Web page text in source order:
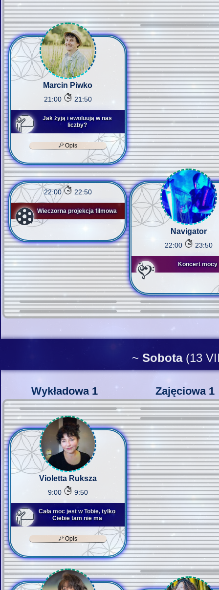
Marcin Piwko
21:00 21:50
Jak żyją i ewoluują w nas
liczby?
Opis
22:00 22:50
Wieczorna projekcja filmowa
Navigator
22:00 23:50
Koncert mocy
~ Sobota(13
Wykładowa 1 Zajęciowa 1
Violetta Ruksza
9:00 9:50
Cała moc jest w Tobie, tylko
Ciebie tam nie ma
Opis